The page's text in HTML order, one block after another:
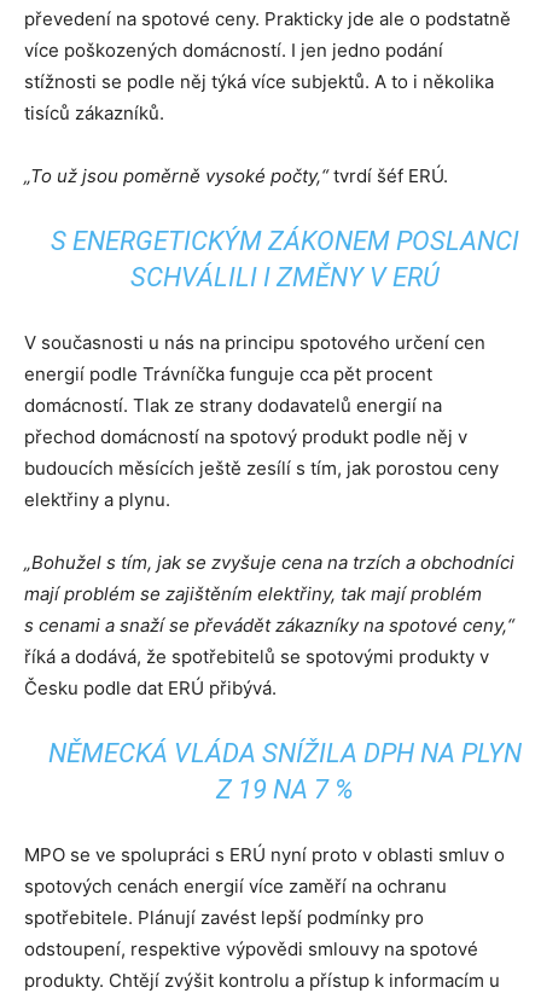
převedení na spotové ceny. Prakticky jde ale o podstatně
více poškozených domácností. I jen jedno podání
stížnosti se podle něj týká více subjektů. A to i několika
tisíců zákazníků.
„To už jsou poměrně vysoké počty,“tvrdí šéf ERÚ.
S ENERGETICKÝM ZÁKONEM POSLANCI
SCHVÁLILI I ZMĚNY V ERÚ
V současnosti u nás na principu spotového určení cen
energií podle Trávníčka funguje cca pět procent
domácností. Tlak ze strany dodavatelů energií na
přechod domácností na spotový produkt podle něj v
budoucích měsících ještě zesílí s tím, jak porostou ceny
elektřiny a plynu.
„Bohužel s tím, jak se zvyšuje cena na trzích a obchodníci
mají problém se zajištěním elektřiny, tak mají problém
s cenami a snaží se převádět zákazníky na spotové ceny,“
říká a dodává, že spotřebitelů se spotovými produkty v
Česku podle dat ERÚ přibývá.
NĚMECKÁ VLÁDA SNÍŽILA DPH NA PLYN
Z 19 NA 7 %
MPO se ve spolupráci s ERÚ nyní proto v oblasti smluv o
spotových cenách energií více zaměří na ochranu
spotřebitele. Plánují zavést lepší podmínky pro
odstoupení, respektive výpovědi smlouvy na spotové
produkty. Chtějí zvýšit kontrolu a přístup k informacím u